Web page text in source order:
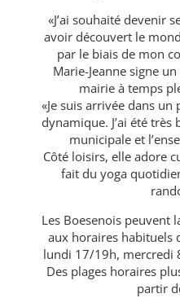
«J’ai souhaité devenir
avoir découvert le
par le biais de mon
Marie-Jeanne signe
mairie à temps
«Je suis arrivée dans
dynamique. J’ai été
municipale et
Côté loisirs, elle adore
fait du yoga
Les Boesenois peuvent
aux horaires habituels
lundi 17/19h, mercredi
Des plages horaires
partir